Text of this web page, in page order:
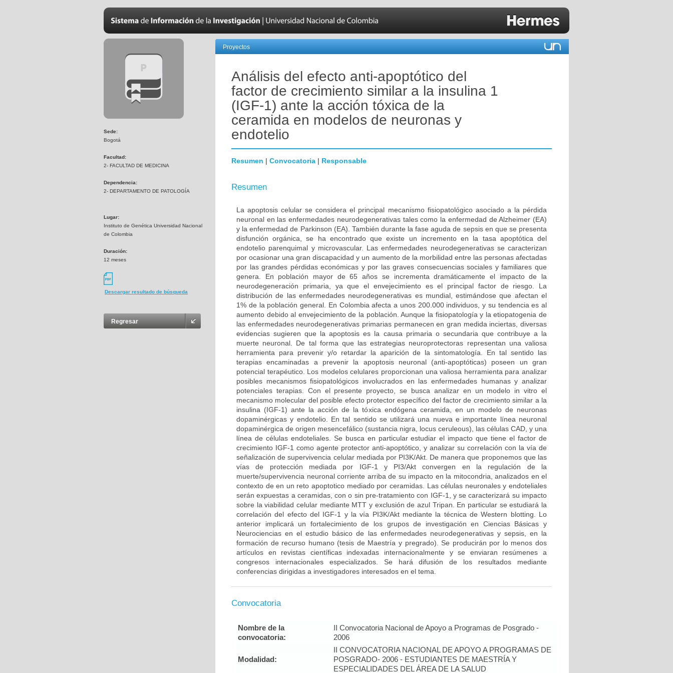
Sede:
Bogotá
Facultad:
2- FACULTAD DE MEDICINA
Dependencia:
2- DEPARTAMENTO DE PATOLOGÍA
Lugar:
Instituto de Genética Universidad Nacional
de Colombia
Duración:
12 meses
Descargar resultado de búsqueda
Regresar
Proyectos
Análisis del efecto anti-apoptótico del
factor de crecimiento similar a la insulina 1
(IGF-1) ante la acción tóxica de la
ceramida en modelos de neuronas y
endotelio
Resumen | Convocatoria | Responsable
Resumen
La apoptosis celular se considera el principal mecanismo fisiopatológico asociado a la pérdida
neuronal en las enfermedades neurodegenerativas tales como la enfermedad de Alzheimer (EA)
y la enfermedad de Parkinson (EA). También durante la fase aguda de sepsis en que se presenta
disfunción orgánica, se ha encontrado que existe un incremento en la tasa apoptótica del
endotelio parenquimal y microvascular. Las enfermedades neurodegenerativas se caracterizan
por ocasionar una gran discapacidad y un aumento de la morbilidad entre las personas afectadas
por las grandes pérdidas económicas y por las graves consecuencias sociales y familiares que
genera. En población mayor de 65 años se incrementa dramáticamente el impacto de la
neurodegeneración primaria, ya que el envejecimiento es el principal factor de riesgo. La
distribución de las enfermedades neurodegenerativas es mundial, estimándose que afectan el
1% de la población general. En Colombia afecta a unos 200.000 individuos, y su tendencia es al
aumento debido al envejecimiento de la población. Aunque la fisiopatología y la etiopatogenia de
las enfermedades neurodegenerativas primarias permanecen en gran medida inciertas, diversas
evidencias sugieren que la apoptosis es la causa primaria o secundaria que contribuye a la
muerte neuronal. De tal forma que las estrategias neuroprotectoras representan una valiosa
herramienta para prevenir y/o retardar la aparición de la sintomatología. En tal sentido las
terapias encaminadas a prevenir la apoptosis neuronal (anti-apoptóticas) poseen un gran
potencial terapéutico. Los modelos celulares proporcionan una valiosa herramienta para analizar
posibles mecanismos fisiopatológicos involucrados en las enfermedades humanas y analizar
potenciales terapias. Con el presente proyecto, se busca analizar en un modelo in vitro el
mecanismo molecular del posible efecto protector específico del factor de crecimiento similar a la
insulina (IGF-1) ante la acción de la tóxica endógena ceramida, en un modelo de neuronas
dopaminérgicas y endotelio. En tal sentido se utilizará una nueva e importante línea neuronal
dopaminérgica de origen mesencefálico (sustancia nigra, locus ceruleous), las células CAD, y una
línea de células endoteliales. Se busca en particular estudiar el impacto que tiene el factor de
crecimiento IGF-1 como agente protector anti-apoptótico, y analizar su correlación con la vía de
señalización de supervivencia celular mediada por PI3K/Akt. De manera que proponemos que las
vías de protección mediada por IGF-1 y PI3/Akt convergen en la regulación de la
muerte/supervivencia neuronal corriente arriba de su impacto en la mitocondria, analizados en el
contexto de en un reto apoptotico mediado por ceramidas. Las células neuronales y endoteliales
serán expuestas a ceramidas, con o sin pre-tratamiento con IGF-1, y se caracterizará su impacto
sobre la viabilidad celular mediante MTT y exclusión de azul Tripan. En particular se estudiará la
correlación del efecto del IGF-1 y la vía PI3K/Akt mediante la técnica de Western blotting. Lo
anterior implicará un fortalecimiento de los grupos de investigación en Ciencias Básicas y
Neurociencias en el estudio básico de las enfermedades neurodegenerativas y sepsis, en la
formación de recurso humano (tesis de Maestría y pregrado). Se producirán por lo menos dos
artículos en revistas científicas indexadas internacionalmente y se enviaran resúmenes a
congresos internacionales especializados. Se hará difusión de los resultados mediante
conferencias dirigidas a investigadores interesados en el tema.
Convocatoria
Nombre de la
convocatoria:
II Convocatoria Nacional de Apoyo a Programas de Posgrado -
2006
Modalidad:
II CONVOCATORIA NACIONAL DE APOYO A PROGRAMAS DE
POSGRADO- 2006 - ESTUDIANTES DE MAESTRÍA Y
ESPECIALIDADES DEL ÁREA DE LA SALUD